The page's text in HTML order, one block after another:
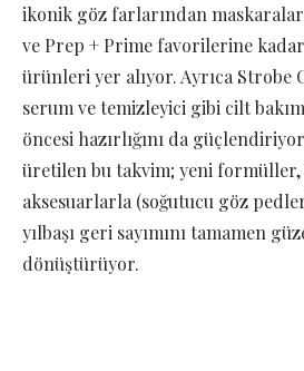
ikonik göz farlarından
ve Prep + Prime favorilerine
ürünleri yer alıyor. Ayrıca Strobe
serum ve temizleyici gibi cilt
öncesi hazırlığını da
üretilen bu takvim; yeni
aksesuarlarla (soğutucu göz
yılbaşı geri sayımını tamamen
dönüştürüyor.